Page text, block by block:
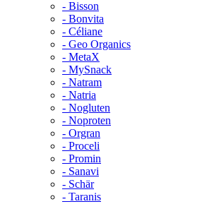
- Bisson
- Bonvita
- Céliane
- Geo Organics
- MetaX
- MySnack
- Natram
- Natria
- Nogluten
- Noproten
- Orgran
- Proceli
- Promin
- Sanavi
- Schär
- Taranis